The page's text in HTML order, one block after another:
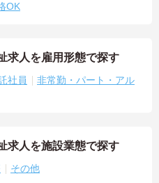
OK
求人を雇用形態で探す
社員
非常勤・パート・アル
求人を施設業態で探す
その他